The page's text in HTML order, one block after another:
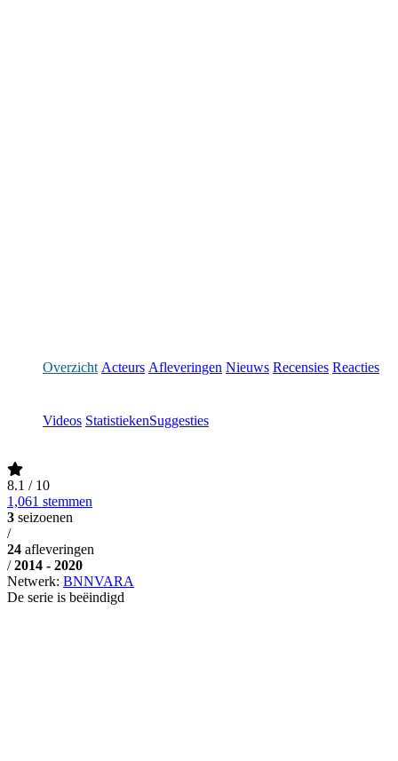
Overzicht Acteurs Afleveringen Nieuws Recensies Reacties
Videos StatistiekenSuggesties
8.1 / 10
1,061 stemmen
3 seizoenen
/
24 afleveringen
/ 2014 - 2020
Netwerk: BNNVARA
De serie is beëindigd